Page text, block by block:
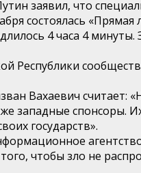
заявил, что
состоялась
4 часа 4 минуты.
Республики
Вахаевич
западные спонсоры.
государств».
чтобы зло не